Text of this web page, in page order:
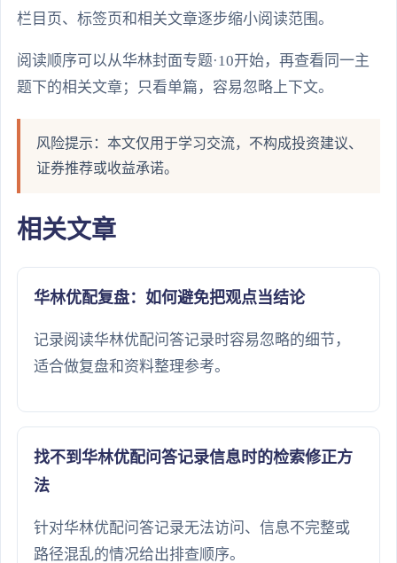
栏目页、标签页和相关文章逐步缩小阅读范围。
阅读顺序可以从华林封面专题·10开始，再查看同一主
题下的相关文章；只看单篇，容易忽略上下文。
风险提示：本文仅用于学习交流，不构成投资建议、
证券推荐或收益承诺。
相关文章
华林优配复盘：如何避免把观点当结论
记录阅读华林优配问答记录时容易忽略的细节，
适合做复盘和资料整理参考。
找不到华林优配问答记录信息时的检索修正方
法
针对华林优配问答记录无法访问、信息不完整或
路径混乱的情况给出排查顺序。